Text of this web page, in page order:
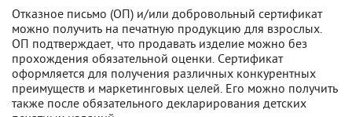
Отказное письмо (ОП) и/или добровольный сертификат
можно получить на печатную продукцию для взрослых.
ОП подтверждает, что продавать изделие можно без
прохождения обязательной оценки. Сертификат
оформляется для получения различных конкурентных
преимуществ и маркетинговых целей. Его можно получить
также после обязательного декларирования детских